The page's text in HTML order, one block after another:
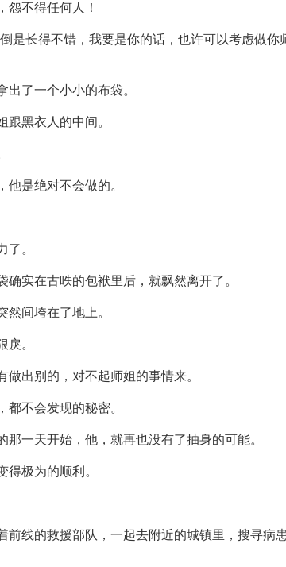
怨不得任何人！
是长得不错，我要是你的话，也许可以考虑做
了一个小小的布袋。
黑衣人的中间。
是绝对不会做的。
了。
实在古昳的包袱里后，就飘然离开了。
然间垮在了地上。
戾。
出别的，对不起师姐的事情来。
不会发现的秘密。
一天开始，他，就再也没有了抽身的可能。
极为的顺利。
线的救援部队，一起去附近的城镇里，搜寻病患